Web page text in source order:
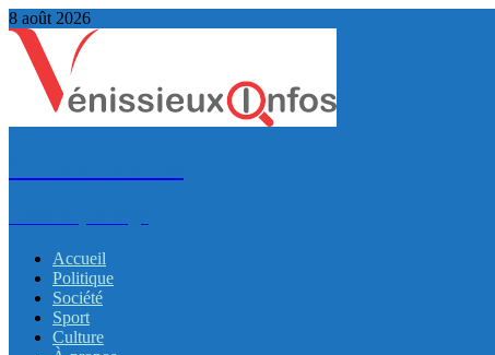
8 août 2026
Accueil
Politique
Société
Sport
Culture